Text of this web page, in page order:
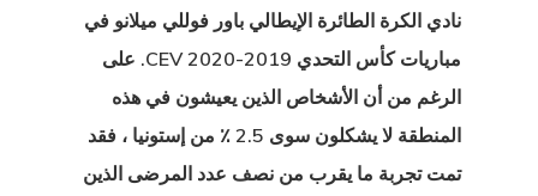
نادي الكرة الطائرة الإيطالي باور فوللي ميلانو في
مباريات كأس التحدي 2019-2020 CEV. على
الرغم من أن الأشخاص الذين يعيشون في هذه
المنطقة لا يشكلون سوى 2.5 ٪ من إستونيا ، فقد
تمت تجربة ما يقرب من نصف عدد المرضى الذين
في إستونيا
تأشيرة بدء
في فنلندا